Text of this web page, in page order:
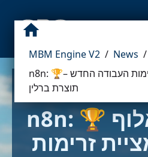
MBM Engine V2 / News /
n8n: 🏆אלוף אוטומציית זרימות העבודה החדש –
תוצרת ברלין
n8n: 🏆אלוף